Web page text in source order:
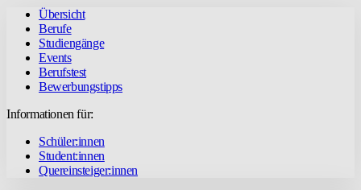
Übersicht
Berufe
Studiengänge
Events
Berufstest
Bewerbungstipps
Informationen für:
Schüler:innen
Student:innen
Quereinsteiger:innen